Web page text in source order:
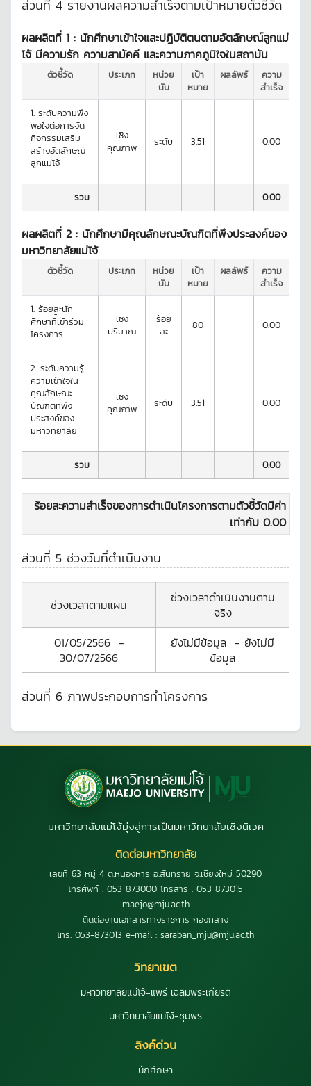
ส่วนที่ 4 รายงานผลความสำเร็จตามเป้าหมายตัวชี้วัด
ผลผลิตที่ 1 : นักศึกษาเข้าใจและปฎิบัติตนตามอัตลักษณ์ลูกแม่
โจ้ มีความรัก ความสามัคคี และความภาคภูมิใจในสถาบัน
ตัวชี้วัด ประเภท
หน่วย
นับ
เป้า
หมาย
ผลลัพธ์
ความ
สำเร็จ
1. ระดับความพึง
พอใจต่อการจัด
กิจกรรมเสริม
สร้างอัตลักษณ์
ลูกแม่โจ้
เชิง
คุณภาพ
ระดับ 3.51 0.00
รวม 0.00
ผลผลิตที่ 2 : นักศึกษามีคุณลักษณะบัณฑิตที่พึงประสงค์ของ
มหาวิทยาลัยแม่โจ้
ตัวชี้วัด ประเภท
หน่วย
นับ
เป้า
หมาย
ผลลัพธ์
ความ
สำเร็จ
1. ร้อยละนัก
ศึกษาที่้เข้าร่วม
โครงการ
เชิง
ปริมาณ
ร้อย
ละ
80 0.00
2. ระดับความรู้
ความเข้าใจใน
คุณลักษณะ
บัณฑิตที่พึง
ประสงค์ของ
มหาวิทยาลัย
เชิง
คุณภาพ
ระดับ 3.51 0.00
รวม 0.00
ร้อยละความสำเร็จของการดำเนินโครงการตามตัวชี้วัดมีค่า
เท่ากับ 0.00
ส่วนที่ 5 ช่วงวันที่ดำเนินงาน
ช่วงเวลาตามแผน
ช่วงเวลาดำเนินงานตาม
จริง
01/05/2566-
30/07/2566
ยังไม่มีข้อมูล - ยังไม่มี
ข้อมูล
ส่วนที่ 6 ภาพประกอบการทำโครงการ
มหาวิทยาลัยแม่โจ้มุ่งสู่การเป็นมหาวิทยาลัยเชิงนิเวศ
ติดต่อมหาวิทยาลัย
เลขที่ 63 หมู่ 4 ต.หนองหาร อ.สันทราย จ.เชียงใหม่ 50290
โทรศัพท์ : 053 873000 โทรสาร : 053 873015
maejo@mju.ac.th
ติดต่องานเอกสารทางราชการ กองกลาง
โทร. 053-873013 e-mail : saraban_mju@mju.ac.th
วิทยาเขต
มหาวิทยาลัยแม่โจ้-แพร่ เฉลิมพระเกียรติ
มหาวิทยาลัยแม่โจ้-ชุมพร
ลิงค์ด่วน
นักศึกษา